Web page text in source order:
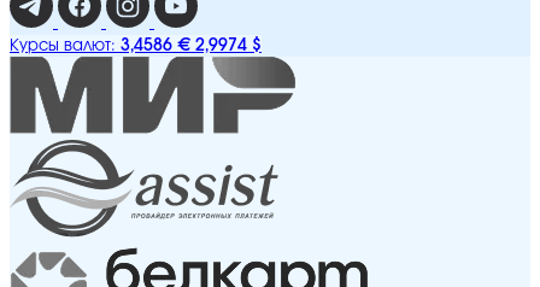
Курсы валют: 3,4586 € 2,9974 $